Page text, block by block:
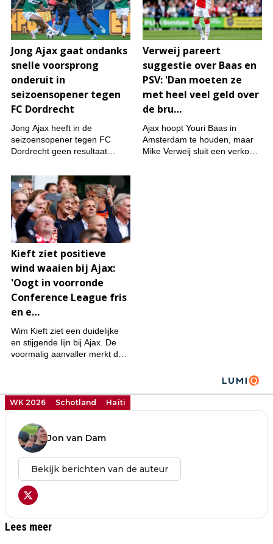
WK 2026 Schotland Haïti
Jon van Dam
Bekijk berichten van de auteur
Lees meer